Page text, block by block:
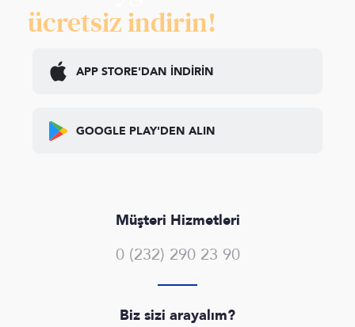
ücretsiz indirin!
APP STORE'DAN İNDİRİN
GOOGLE PLAY'DEN ALIN
Müşteri Hizmetleri
0 (232) 290 23 90
Biz sizi arayalım?